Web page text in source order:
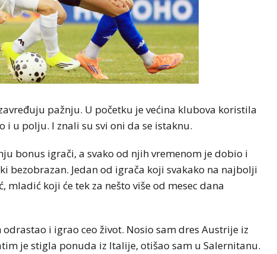
pažnju. U početku je većina klubova koristila
i u polju. I znali su svi oni da se istaknu.
bonus igrači, a svako od njih vremenom je dobio i
bezobrazan. Jedan od igrača koji svakako na najbolji
koji će tek za nešto više od mesec dana
i igrao ceo život. Nosio sam dres Austrije iz
je stigla ponuda iz Italije, otišao sam u Salernitanu.